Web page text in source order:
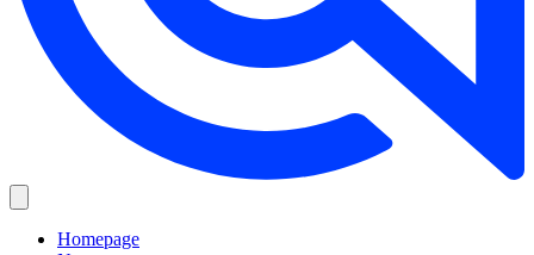
Homepage